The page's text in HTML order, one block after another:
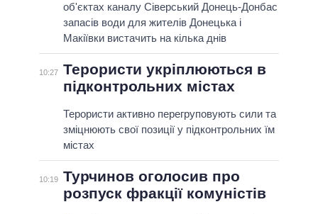
об'єктах каналу Сіверський Донець-Донбас
запасів води для жителів Донецька і
Макіївки вистачить на кілька днів
10:27 Терористи укріплюються в
підконтрольних містах
Терористи активно перегруповують сили та
зміцнюють свої позиції у підконтрольних їм
містах
10:19 Турчинов оголосив про
розпуск фракції комуністів